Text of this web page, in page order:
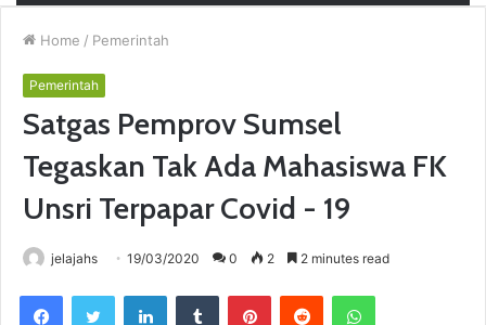
Home / Pemerintah
Pemerintah
Satgas Pemprov Sumsel
Tegaskan Tak Ada Mahasiswa FK
Unsri Terpapar Covid - 19
jelajahs 19/03/2020 0 2 2 minutes read